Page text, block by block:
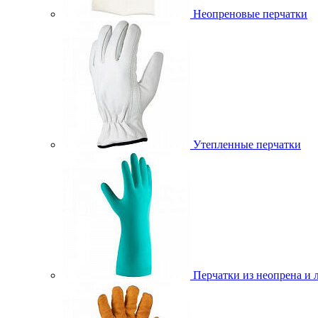
Неопреновые перчатки
Утепленные перчатки
Перчатки из неопрена и